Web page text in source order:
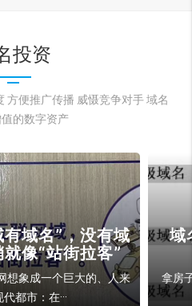
投资
方便推广传播 威慑竞争对手 域名
的数字资产
域名”，没有域
像“站街拉客”
想象成一个巨大的、人来
都市：在···
域
拿房